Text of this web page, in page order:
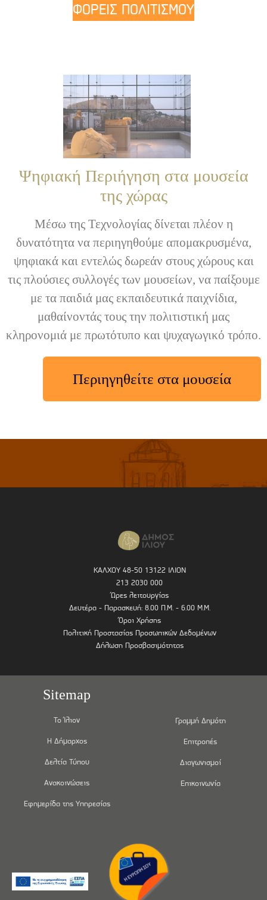
ΦΟΡΕΙΣ ΠΟΛΙΤΙΣΜΟΥ
Ψηφιακή Περιήγηση στα μουσεία
της χώρας
Μέσω της Τεχνολογίας δίνεται πλέον η
δυνατότητα να περιηγηθούμε απομακρυσμένα,
ψηφιακά και εντελώς δωρεάν στους χώρους και
τις πλούσιες συλλογές των μουσείων, να παίξουμε
με τα παιδιά μας εκπαιδευτικά παιχνίδια,
μαθαίνοντάς τους την πολιτιστική μας
κληρονομιά με πρωτότυπο και ψυχαγωγικό τρόπο.
Περιηγηθείτε στα μουσεία
ΚΑΛΧΟΥ 48-50 13122 ΙΛΙΟΝ
213 2030 000
Ώρες λειτουργίας
Δευτέρα - Παρασκευή: 8.00 Π.Μ. - 6.00 Μ.Μ.
Όροι Χρήσης
Πολιτική Προστασίας Προσωπικών Δεδομένων
Δήλωση Προσβασιμότητας
Sitemap
Το Ίλιον
Η Δήμαρχος
Δελτία Τύπου
Ανακοινώσεις
Εφημερίδα της Υπηρεσίας
Γραμμή Δημότη
Επιτροπές
Διαγωνισμοί
Επικοινωνία